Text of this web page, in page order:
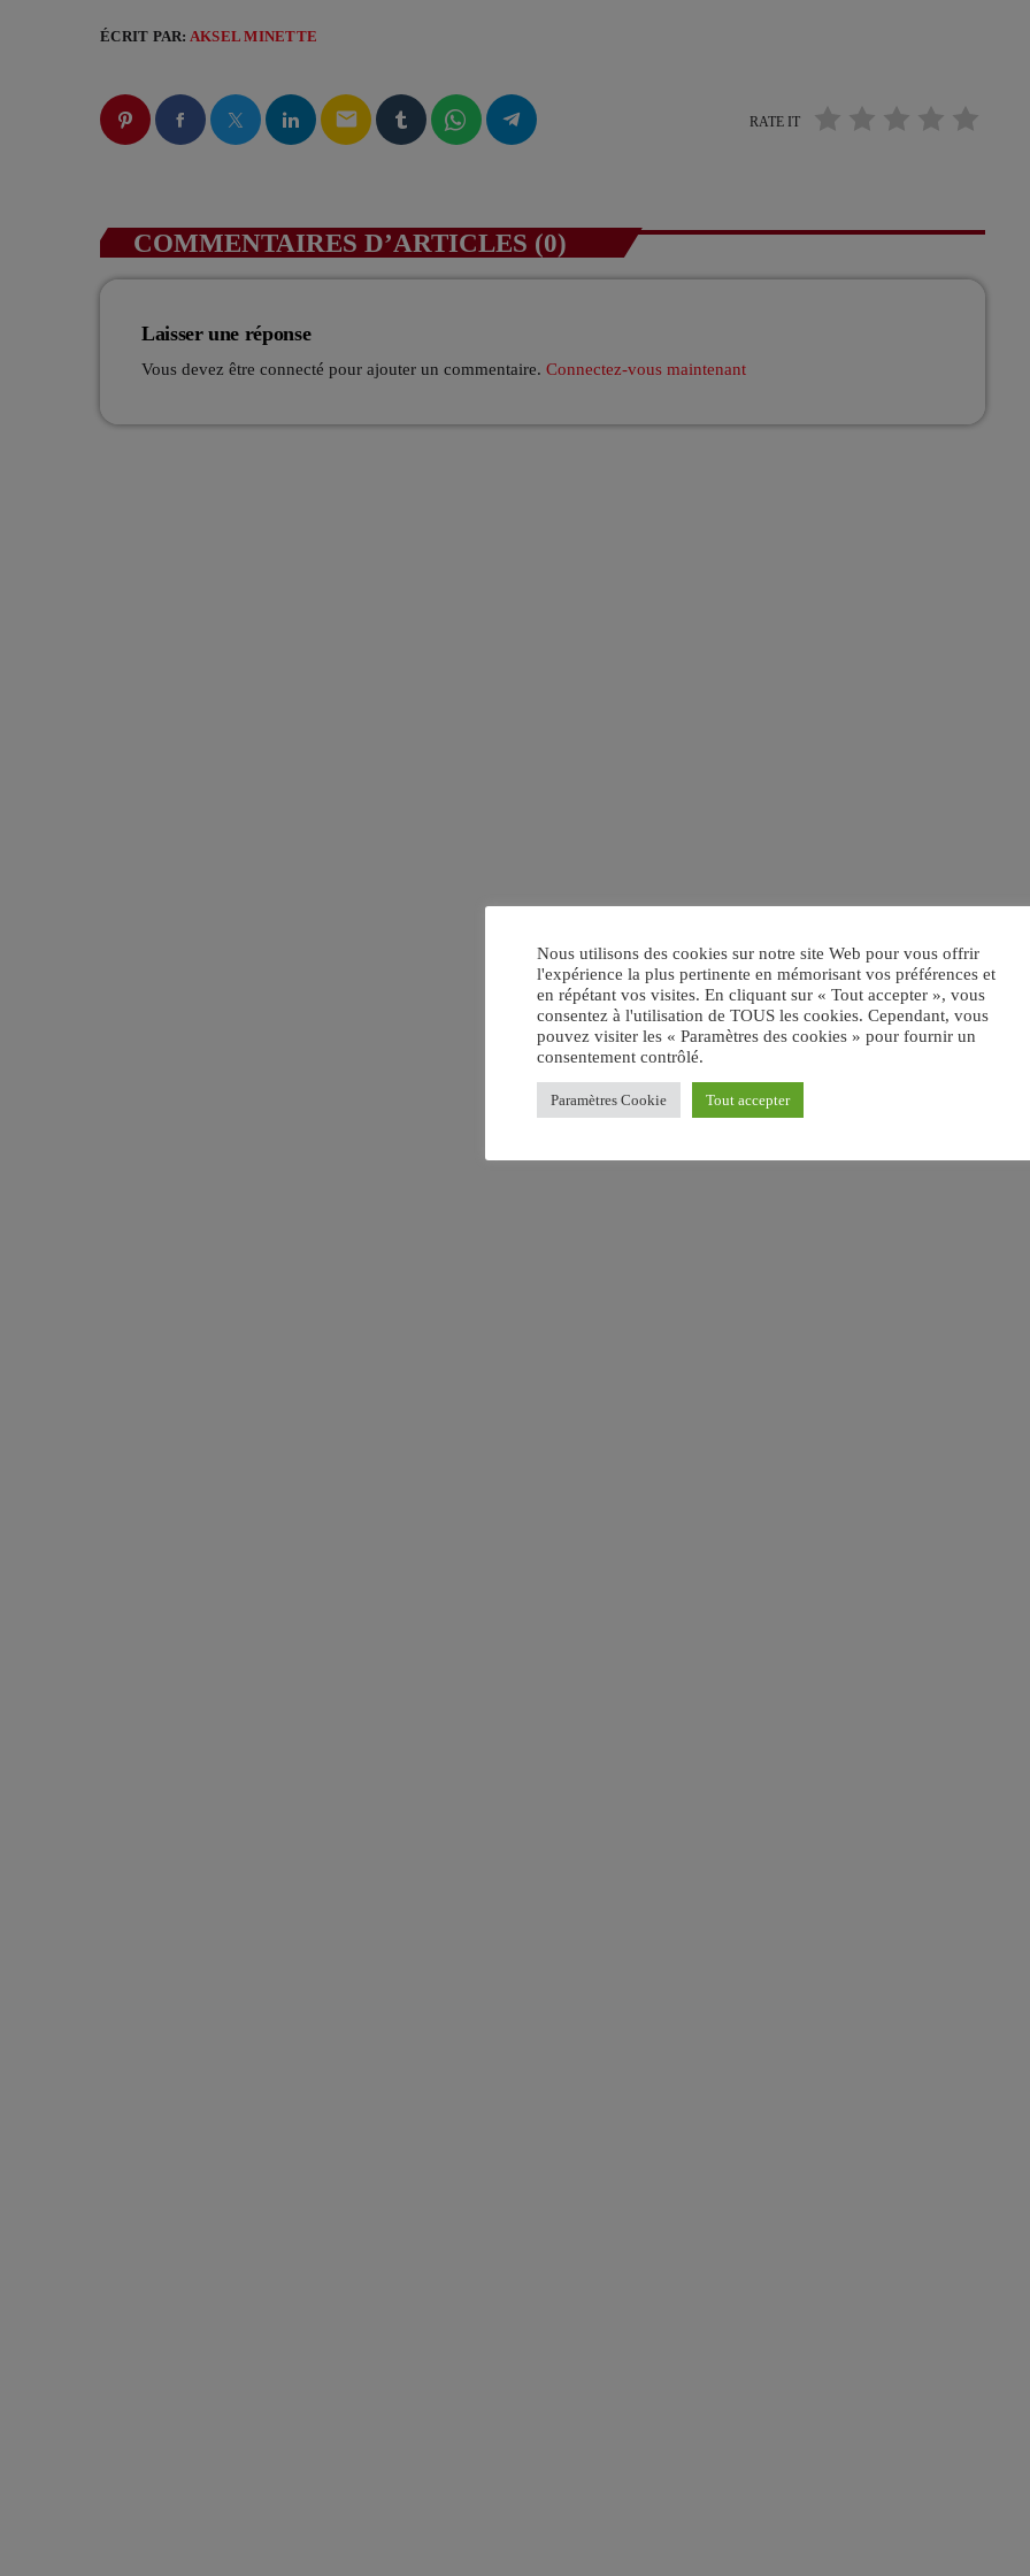
ÉCRIT PAR: AKSEL MINETTE
email RATE IT
COMMENTAIRES D’ARTICLES (0)
Laisser une réponse
Vous devez être connecté pour ajouter un commentaire. Connectez-vous maintenant
Nous utilisons des cookies sur notre site Web pour vous offrir
l'expérience la plus pertinente en mémorisant vos préférences et
en répétant vos visites. En cliquant sur « Tout accepter », vous
consentez à l'utilisation de TOUS les cookies. Cependant, vous
pouvez visiter les « Paramètres des cookies » pour fournir un
consentement contrôlé.
Paramètres Cookie Tout accepter